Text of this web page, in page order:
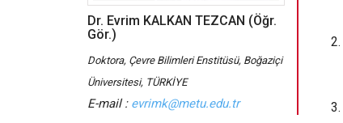
Dr. Evrim KALKAN TEZCAN (Öğr.
Gör.)
Doktora, Çevre Bilimleri Enstitüsü, Boğaziçi
Üniversitesi, TÜRKİYE
evrimk@metu.edu.tr